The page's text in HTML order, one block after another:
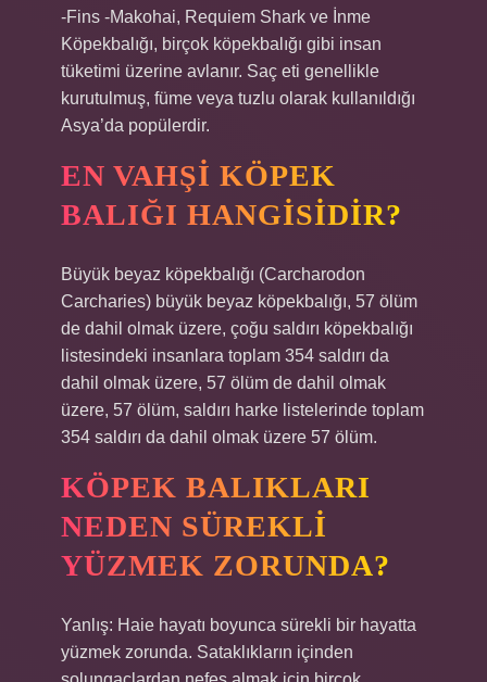
-Fins -Makohai, Requiem Shark ve İnme
Köpekbalığı, birçok köpekbalığı gibi insan
tüketimi üzerine avlanır. Saç eti genellikle
kurutulmuş, füme veya tuzlu olarak kullanıldığı
Asya’da popülerdir.
EN VAHŞI KÖPEK
BALIĞI HANGISIDIR?
Büyük beyaz köpekbalığı (Carcharodon
Carcharies) büyük beyaz köpekbalığı, 57 ölüm
de dahil olmak üzere, çoğu saldırı köpekbalığı
listesindeki insanlara toplam 354 saldırı da
dahil olmak üzere, 57 ölüm de dahil olmak
üzere, 57 ölüm, saldırı harke listelerinde toplam
354 saldırı da dahil olmak üzere 57 ölüm.
KÖPEK BALIKLARI
NEDEN SÜREKLI
YÜZMEK ZORUNDA?
Yanlış: Haie hayatı boyunca sürekli bir hayatta
yüzmek zorunda. Sataklıkların içinden